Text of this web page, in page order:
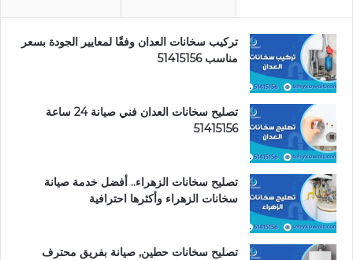
تركيب سخانات العدان وفقًا لمعايير الجودة بسعر
مناسب 51415156
تصليح سخانات العدان فني صيانة 24 ساعة
51415156
تصليح سخانات الزهراء.. أفضل خدمة صيانة
سخانات الزهراء وأكثرها احترافية
تصليح سخانات حطين, صيانة بفريق محترف